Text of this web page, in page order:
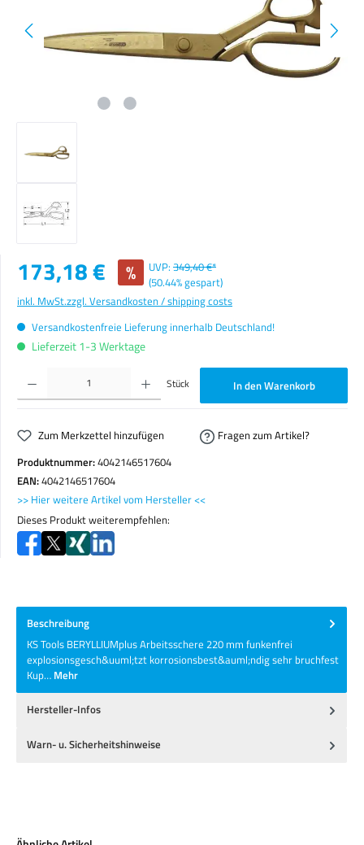
Verkaufspreis:
173,18 € % UVP: 349,40 €*
(50.44% gespart)
inkl. MwSt.zzgl. Versandkosten / shipping costs
Versandkostenfreie Lieferung innerhalb Deutschland!
Lieferzeit 1-3 Werktage
Produkt Anzahl: Gib den gewünschten Wert ein oder benutze die Schaltflächen um die Anzahl zu
Stück In den Warenkorb
Zum Merkzettel hinzufügen
Fragen zum Artikel?
Produktnummer:4042146517604
EAN:4042146517604
>> Hier weitere Artikel vom Hersteller <<
Dieses Produkt weiterempfehlen:
Beschreibung
KS Tools BERYLLIUMplus Arbeitsschere 220 mm funkenfrei
explosionsgesch&uuml;tzt korrosionsbest&auml;ndig sehr bruchfest
Kup… Mehr
Hersteller-Infos
Warn- u. Sicherheitshinweise